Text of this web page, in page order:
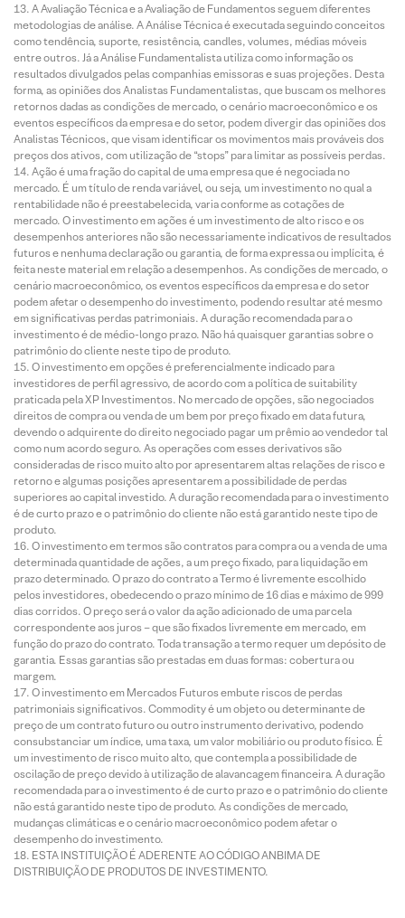
A Avaliação Técnica e a Avaliação de Fundamentos seguem diferentes
metodologias de análise. A Análise Técnica é executada seguindo conceitos
como tendência, suporte, resistência, candles, volumes, médias móveis
entre outros. Já a Análise Fundamentalista utiliza como informação os
resultados divulgados pelas companhias emissoras e suas projeções. Desta
forma, as opiniões dos Analistas Fundamentalistas, que buscam os melhores
retornos dadas as condições de mercado, o cenário macroeconômico e os
eventos específicos da empresa e do setor, podem divergir das opiniões dos
Analistas Técnicos, que visam identificar os movimentos mais prováveis dos
preços dos ativos, com utilização de “stops” para limitar as possíveis perdas.
Ação é uma fração do capital de uma empresa que é negociada no
mercado. É um título de renda variável, ou seja, um investimento no qual a
rentabilidade não é preestabelecida, varia conforme as cotações de
mercado. O investimento em ações é um investimento de alto risco e os
desempenhos anteriores não são necessariamente indicativos de resultados
futuros e nenhuma declaração ou garantia, de forma expressa ou implícita, é
feita neste material em relação a desempenhos. As condições de mercado, o
cenário macroeconômico, os eventos específicos da empresa e do setor
podem afetar o desempenho do investimento, podendo resultar até mesmo
em significativas perdas patrimoniais. A duração recomendada para o
investimento é de médio-longo prazo. Não há quaisquer garantias sobre o
patrimônio do cliente neste tipo de produto.
O investimento em opções é preferencialmente indicado para
investidores de perfil agressivo, de acordo com a política de suitability
praticada pela XP Investimentos. No mercado de opções, são negociados
direitos de compra ou venda de um bem por preço fixado em data futura,
devendo o adquirente do direito negociado pagar um prêmio ao vendedor tal
como num acordo seguro. As operações com esses derivativos são
consideradas de risco muito alto por apresentarem altas relações de risco e
retorno e algumas posições apresentarem a possibilidade de perdas
superiores ao capital investido. A duração recomendada para o investimento
é de curto prazo e o patrimônio do cliente não está garantido neste tipo de
produto.
O investimento em termos são contratos para compra ou a venda de uma
determinada quantidade de ações, a um preço fixado, para liquidação em
prazo determinado. O prazo do contrato a Termo é livremente escolhido
pelos investidores, obedecendo o prazo mínimo de 16 dias e máximo de 999
dias corridos. O preço será o valor da ação adicionado de uma parcela
correspondente aos juros – que são fixados livremente em mercado, em
função do prazo do contrato. Toda transação a termo requer um depósito de
garantia. Essas garantias são prestadas em duas formas: cobertura ou
margem.
O investimento em Mercados Futuros embute riscos de perdas
patrimoniais significativos. Commodity é um objeto ou determinante de
preço de um contrato futuro ou outro instrumento derivativo, podendo
consubstanciar um índice, uma taxa, um valor mobiliário ou produto físico. É
um investimento de risco muito alto, que contempla a possibilidade de
oscilação de preço devido à utilização de alavancagem financeira. A duração
recomendada para o investimento é de curto prazo e o patrimônio do cliente
não está garantido neste tipo de produto. As condições de mercado,
mudanças climáticas e o cenário macroeconômico podem afetar o
desempenho do investimento.
ESTA INSTITUIÇÃO É ADERENTE AO CÓDIGO ANBIMA DE
DISTRIBUIÇÃO DE PRODUTOS DE INVESTIMENTO.